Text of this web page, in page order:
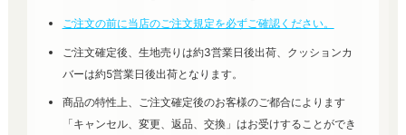
ご注文の前に当店のご注文規定を必ずご確認ください。
ご注文確定後、生地売りは約3営業日後出荷、クッションカ
バーは約5営業日後出荷となります。
商品の特性上、ご注文確定後のお客様のご都合によります
「キャンセル、変更、返品、交換」はお受けすることができ